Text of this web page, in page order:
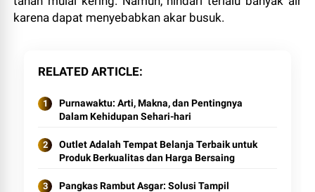
karena dapat menyebabkan akar busuk.
RELATED ARTICLE
Purnawaktu: Arti, Makna, dan Pentingnya
Dalam Kehidupan Sehari-hari
Outlet Adalah Tempat Belanja Terbaik untuk
Produk Berkualitas dan Harga Bersaing
Pangkas Rambut Asgar: Solusi Tampil